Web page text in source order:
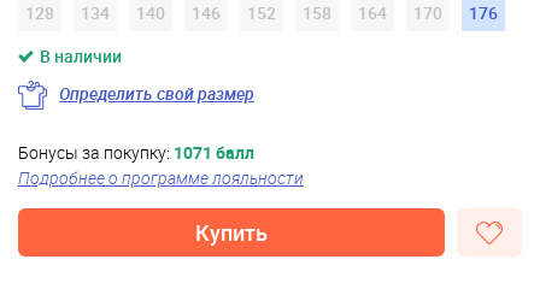
128
134 140 146 152 158 164 170
176
В наличии
Определить свой размер
Бонусы за покупку: 1071 балл
Подробнее о программе лояльности
Купить